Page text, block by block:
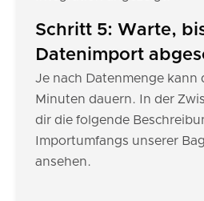
Schritt 5: Warte,
Datenimport
Je nach Datenmenge kann
Minuten dauern. In der
dir die folgende
Importumfangs unserer
ansehen.